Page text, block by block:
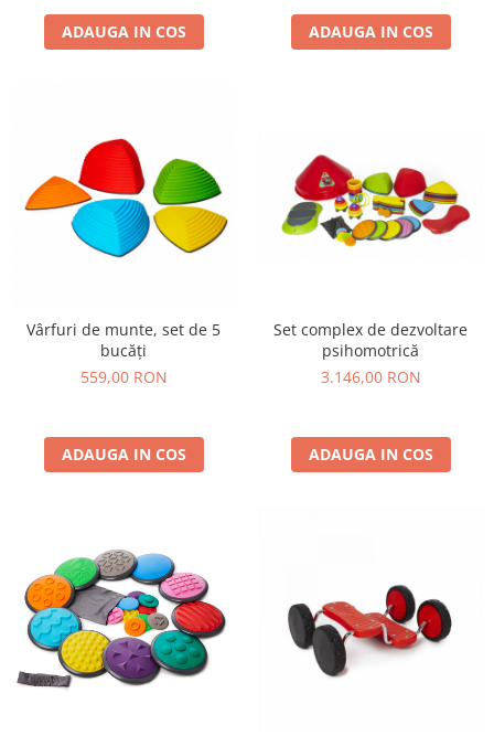
Diverse jucarii educative
Mobilier gradinita
Montessori
Spații de joacă
Educatie inovativa
Dezvoltare timpurie
Experimente
Jucării interactive
Lumina
Matematica
Pregătire pentru școală
Pregătirea scrierii de mână
Secventialitate
Sortare si numarare
ADAUGA IN COS ADAUGA IN COS
Vârfuri de munte, set de 5
bucăți
559,00 RON
ADAUGA IN COS
Set complex de dezvoltare
psihomotrică
3.146,00 RON
ADAUGA IN COS